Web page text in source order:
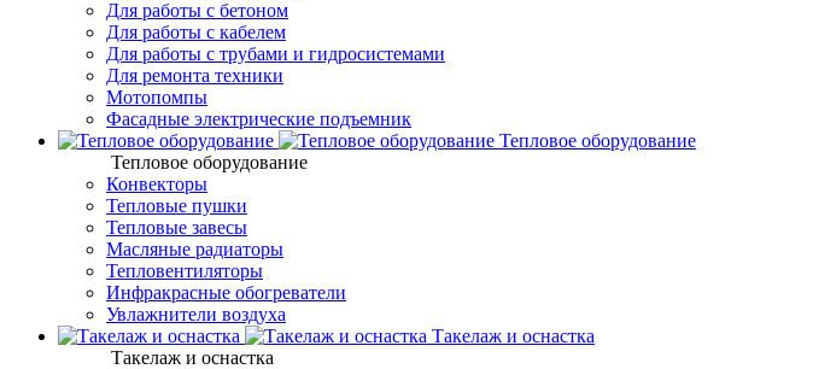
Для работы с бетоном
Для работы с кабелем
Для работы с трубами и гидросистемами
Для ремонта техники
Мотопомпы
Фасадные электрические подъемник
Тепловое оборудование
Тепловое оборудование
Конвекторы
Тепловые пушки
Тепловые завесы
Масляные радиаторы
Тепловентиляторы
Инфракрасные обогреватели
Увлажнители воздуха
Такелаж и оснастка
Такелаж и оснастка